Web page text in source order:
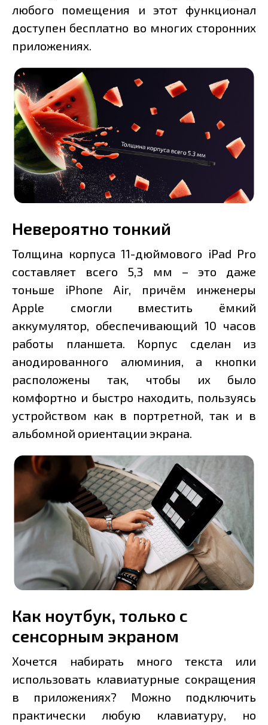
любого помещения и этот функционал
доступен бесплатно во многих сторонних
приложениях.
Невероятно тонкий
Толщина корпуса 11-дюймового iPad Pro
составляет всего 5,3 мм – это даже
тоньше iPhone Air, причём инженеры
Apple смогли вместить ёмкий
аккумулятор, обеспечивающий 10 часов
работы планшета. Корпус сделан из
анодированного алюминия, а кнопки
расположены так, чтобы их было
комфортно и быстро находить, пользуясь
устройством как в портретной, так и в
альбомной ориентации экрана.
Как ноутбук, только с
сенсорным экраном
Хочется набирать много текста или
использовать клавиатурные сокращения
в приложениях? Можно подключить
практически любую клавиатуру, но